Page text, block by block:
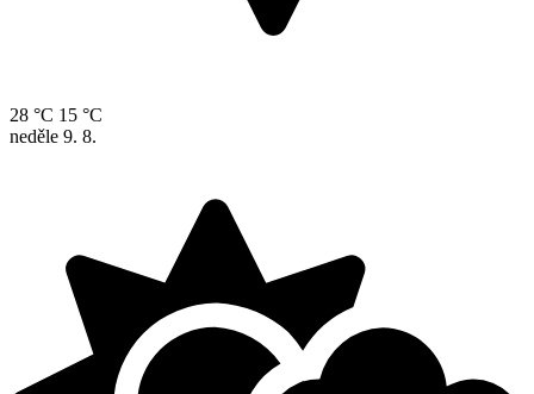
28 °C 15 °C
neděle 9. 8.